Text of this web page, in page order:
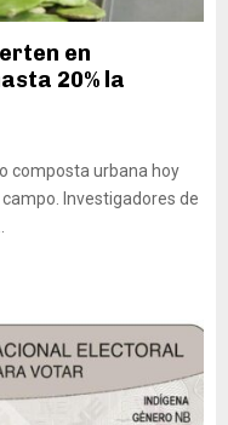
en
20% la
composta urbana hoy
Investigadores de